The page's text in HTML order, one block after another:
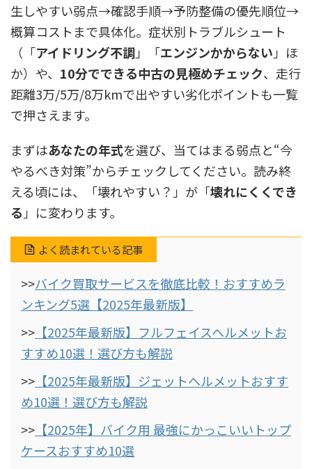
生しやすい弱点→確認手順→予防整備の優先順位→
概算コストまで具体化。症状別トラブルシュート
（「アイドリング不調」「エンジンかからない 」ほ
か）や、 10分でできる中古の見極めチェック、走行
距離3万/5万/8万kmで出やすい劣化ポイントも一覧
で押さえます。
まずはあなたの年式を選び、当てはまる弱点と“今
やるべき対策”からチェックしてください。読み終
える頃には、「壊れやすい？」が「壊れにくくでき
る 」に変わります。
よく読まれている記事
>>バイク買取サービスを徹底比較！おすすめラ
ンキング5選【2025年最新版】
>> 【2025年最新版】フルフェイスヘルメットお
すすめ10選！選び方も解説
>> 【2025年最新版】ジェットヘルメットおすす
め10選！選び方も解説
>> 【2025年】バイク用 最強にかっこいいトップ
ケースおすすめ10選